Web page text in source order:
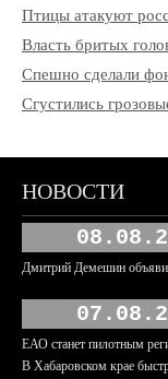
Птицы атакуют
Власть бритых
Спешно сделали
Сгустились
НОВОСТИ
Дмитрий Демешин
ЕАО станет пилотным
В Хабаровском крае